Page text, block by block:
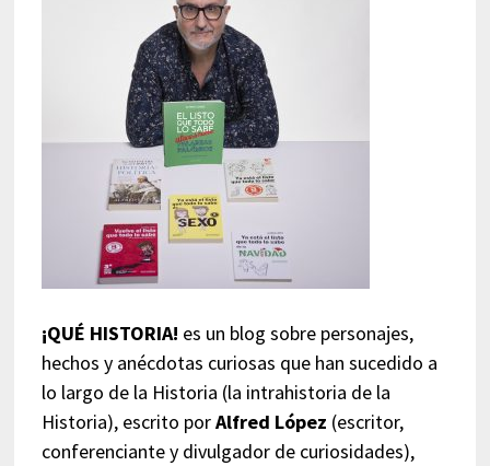
¡QUÉ HISTORIA! es un blog sobre personajes,
hechos y anécdotas curiosas que han sucedido a
lo largo de la Historia (la intrahistoria de la
Historia), escrito porAlfred López (escritor,
conferenciante y divulgador de curiosidades),